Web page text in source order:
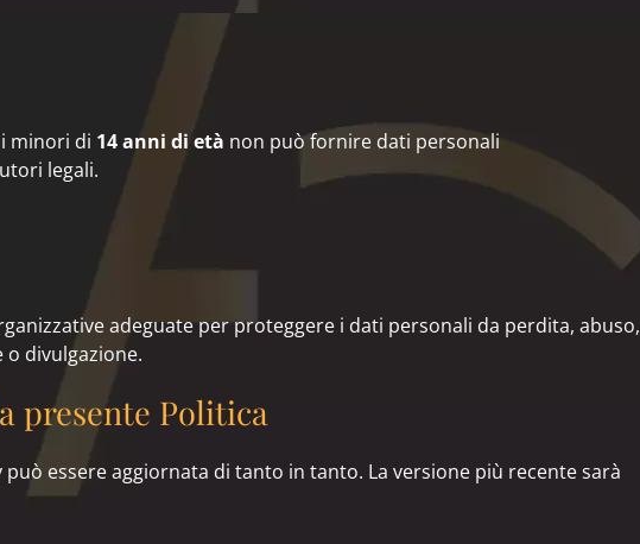
minori di 14 anni di età non può fornire dati personali
legali.
adeguate per proteggere i dati personali da perdita, abuso,
divulgazione.
presente Politica
essere aggiornata di tanto in tanto. La versione più recente sarà